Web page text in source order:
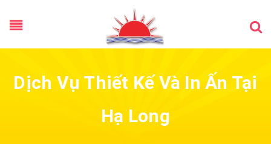
Dịch Vụ Thiết Kế Và In Ấn Tại
Hạ Long